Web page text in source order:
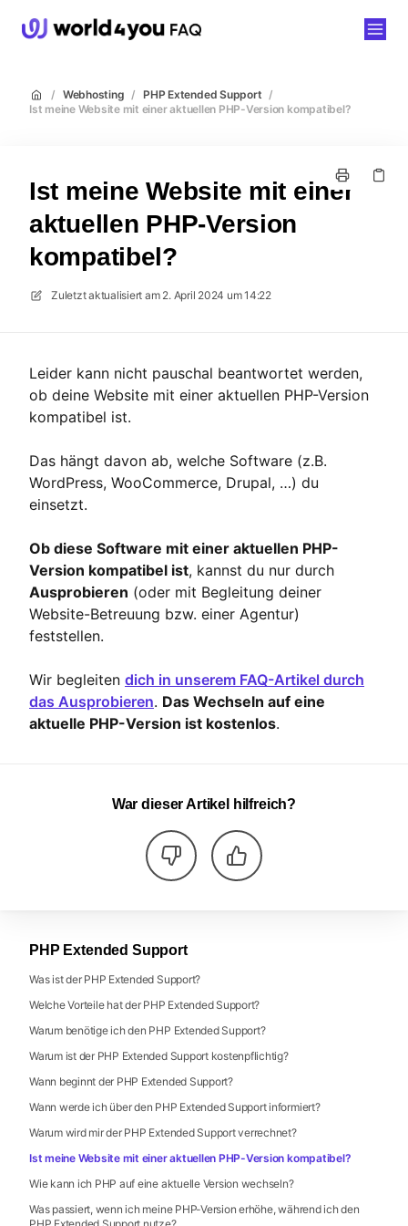
/ Webhosting / PHP Extended Support /
Ist meine Website mit einer aktuellen PHP-Version kompatibel?
Ist meine Website mit einer
aktuellen PHP-Version
kompatibel?
Zuletzt aktualisiert am 2. April 2024 um 14:22
Leider kann nicht pauschal beantwortet werden,
ob deine Website mit einer aktuellen PHP-Version
kompatibel ist.
Das hängt davon ab, welche Software (z.B.
WordPress, WooCommerce, Drupal, …) du
einsetzt.
Ob diese Software mit einer aktuellen PHP-
Version kompatibel ist, kannst du nur durch
Ausprobieren (oder mit Begleitung deiner
Website-Betreuung bzw. einer Agentur)
feststellen.
Wir begleiten dich in unserem FAQ-Artikel durch
das Ausprobieren. Das Wechseln auf eine
aktuelle PHP-Version ist kostenlos.
War dieser Artikel hilfreich?
PHP Extended Support
Was ist der PHP Extended Support?
Welche Vorteile hat der PHP Extended Support?
Warum benötige ich den PHP Extended Support?
Warum ist der PHP Extended Support kostenpflichtig?
Wann beginnt der PHP Extended Support?
Wann werde ich über den PHP Extended Support informiert?
Warum wird mir der PHP Extended Support verrechnet?
Ist meine Website mit einer aktuellen PHP-Version kompatibel?
Wie kann ich PHP auf eine aktuelle Version wechseln?
Was passiert, wenn ich meine PHP-Version erhöhe, während ich den